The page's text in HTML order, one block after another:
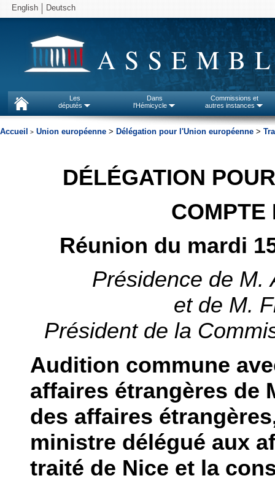
English Deutsch
Les
députés
Dans
l'Hémicycle
Commissions et
autres instances
Accueil > Union européenne > Délégation pour l'Union européenne >
DÉLÉGATION
COMPTE
Réunion du mardi
Présidence de M.
et de M.
Président de la
Audition commune
affaires étrangères de
des affaires
ministre délégué aux
traité de Nice et la